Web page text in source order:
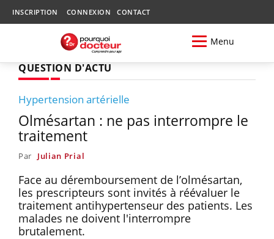
INSCRIPTION CONNEXION CONTACT
Menu
QUESTION D'ACTU
Hypertension artérielle
Olmésartan : ne pas interrompre le
traitement
Par Julian Prial
Face au déremboursement de l’olmésartan,
les prescripteurs sont invités à réévaluer le
traitement antihypertenseur des patients. Les
malades ne doivent l'interrompre
brutalement.